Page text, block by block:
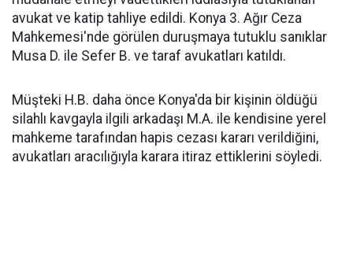
avukat ve katip tahliye edildi. Konya 3. Ağır Ceza
Mahkemesi'nde görülen duruşmaya tutuklu sanıklar
Musa D. ile Sefer B. ve taraf avukatları katıldı.
Müşteki H.B. daha önce Konya'da bir kişinin öldüğü
silahlı kavgayla ilgili arkadaşı M.A. ile kendisine yerel
mahkeme tarafından hapis cezası kararı verildiğini,
avukatları aracılığıyla karara itiraz ettiklerini söyledi.